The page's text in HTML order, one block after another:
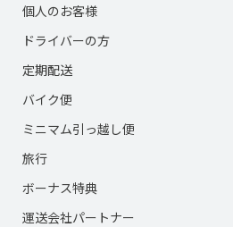
個人のお客様
ドライバーの方
定期配送
バイク便
ミニマム引っ越し便
旅行
ボーナス特典
運送会社パートナー